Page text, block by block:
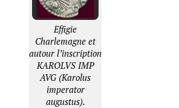
Effigie
Charlemagne et
autour l’inscription
KAROLVS IMP
AVG (Karolus
imperator
augustus).